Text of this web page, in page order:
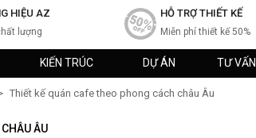
HIỆU AZ
lượng
HỖ TRỢ THIẾT KẾ
Miễn phí thiết kế 50%
KIẾN TRÚC DỰ ÁN TƯ VẤN
Thiết kế quán cafe theo phong cách châu Âu
ÂU